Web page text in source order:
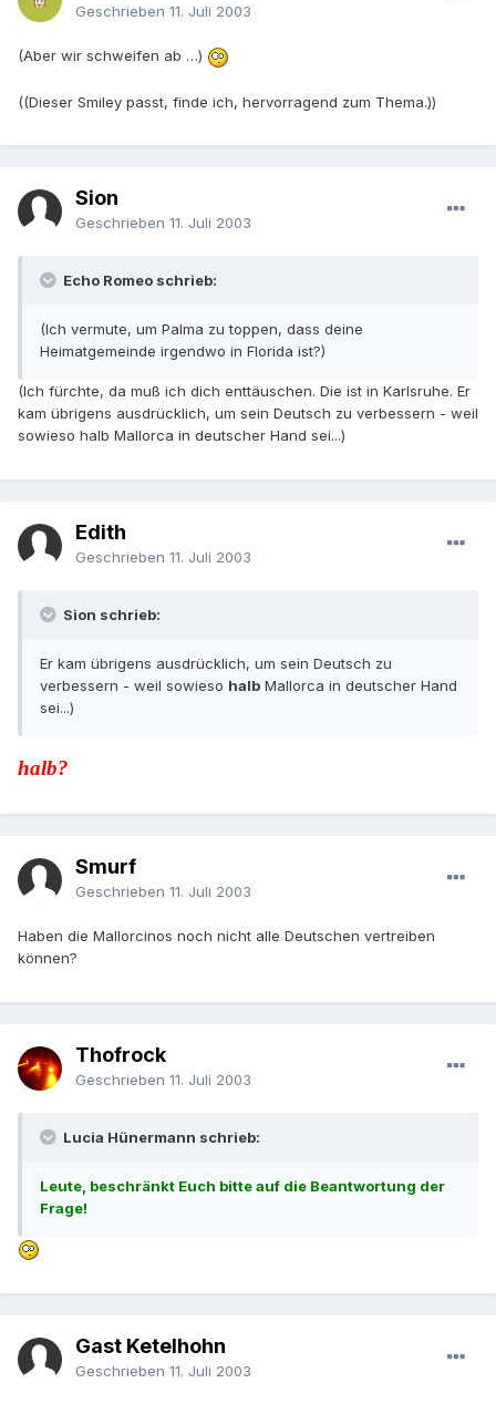
Geschrieben 11. Juli 2003
(Aber wir schweifen ab …)
((Dieser Smiley passt, finde ich, hervorragend zum Thema.))
Sion
Geschrieben 11. Juli 2003
Echo Romeo schrieb:
(Ich vermute, um Palma zu toppen, dass deine
Heimatgemeinde irgendwo in Florida ist?)
(Ich fürchte, da muß ich dich enttäuschen. Die ist in Karlsruhe. Er
kam übrigens ausdrücklich, um sein Deutsch zu verbessern - weil
sowieso halb Mallorca in deutscher Hand sei...)
Edith
Geschrieben 11. Juli 2003
Sion schrieb:
Er kam übrigens ausdrücklich, um sein Deutsch zu
verbessern - weil sowieso halb Mallorca in deutscher Hand
sei...)
halb?
Smurf
Geschrieben 11. Juli 2003
Haben die Mallorcinos noch nicht alle Deutschen vertreiben
können?
Thofrock
Geschrieben 11. Juli 2003
Lucia Hünermann schrieb:
Leute, beschränkt Euch bitte auf die Beantwortung der
Frage!
Gast Ketelhohn
Geschrieben 11. Juli 2003